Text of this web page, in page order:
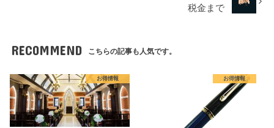
税金まで
RECOMMEND こちらの記事も人気です。
お得情報 お得情報